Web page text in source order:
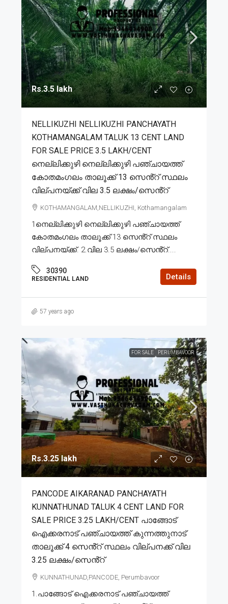
Rs.3.5 lakh
NELLIKUZHI NELLIKUZHI PANCHAYATH
KOTHAMANGALAM TALUK 13 CENT LAND
FOR SALE PRICE 3.5 LAKH/CENT
നെല്ലിക്കുഴി നെല്ലിക്കുഴി പഞ്ചായത്ത്
കോതമംഗലം താലൂക്ക് 13 സെൻ്റ് സ്ഥലം
വില്പനയ്ക്ക് വില 3.5 ലക്ഷം/സെൻ്റ്
KOTHAMANGALAM,NELLIKUZHI, Kothamangalam
1നെല്ലിക്കുഴി നെല്ലിക്കുഴി പഞ്ചായത്ത്
കോതമംഗലം താലൂക്ക് 13 സെൻ്റ് സ്ഥലം
വില്പനയ്ക്ക്. 2.വില 3.5 ലക്ഷം/സെൻ്റ്....
30390
RESIDENTIAL LAND Details
57 years ago
FOR SALE PERUMBAVOOR
Rs.3.25 lakh
PANCODE AIKARANAD PANCHAYATH
KUNNATHUNAD TALUK 4 CENT LAND FOR
SALE PRICE 3.25 LAKH/CENT പാങ്ങോട്
ഐക്കരനാട് പഞ്ചായത്ത് കുന്നത്തുനാട്
താലൂക്ക് 4 സെൻ്റ് സ്ഥലം വില്പനക്ക് വില
3.25 ലക്ഷം/സെൻ്റ്
KUNNATHUNAD,PANCODE, Perumbavoor
1.പാങ്ങോട് ഐക്കരനാട് പഞ്ചായത്ത്